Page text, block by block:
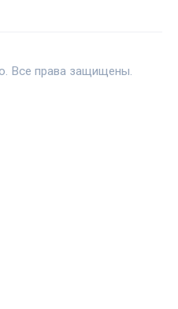
Все права защищены.